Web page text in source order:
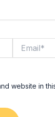
website in